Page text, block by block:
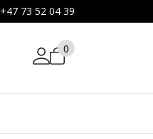
+47 73 52 04 39
0